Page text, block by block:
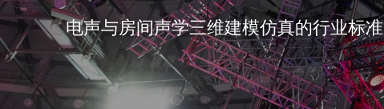
电声与房间声学三维建模仿真的行业标准